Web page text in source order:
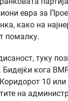
евра за
како на
помалку.
туку
Бидејќи кога
10 или
на